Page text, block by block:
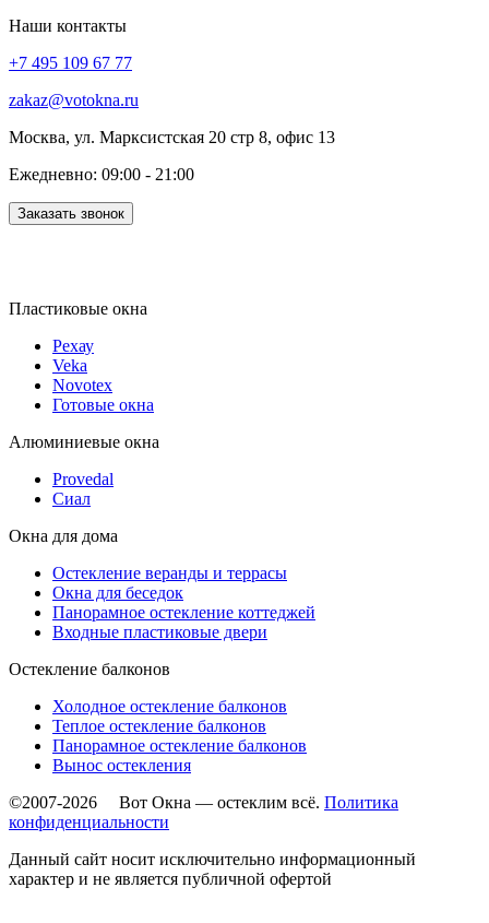
Наши контакты
+7 495 109 67 77
zakaz@votokna.ru
Москва, ул. Марксистская 20 стр 8, офис 13
Ежедневно: 09:00 - 21:00
Заказать звонок
Пластиковые окна
Рехау
Veka
Novotex
Готовые окна
Алюминиевые окна
Provedal
Сиал
Окна для дома
Остекление веранды и террасы
Окна для беседок
Панорамное остекление коттеджей
Входные пластиковые двери
Остекление балконов
Холодное остекление балконов
Теплое остекление балконов
Панорамное остекление балконов
Вынос остекления
©2007-2026 Вот Окна — остеклим всё. Политика
конфиденциальности
Данный сайт носит исключительно информационный
характер и не является публичной офертой